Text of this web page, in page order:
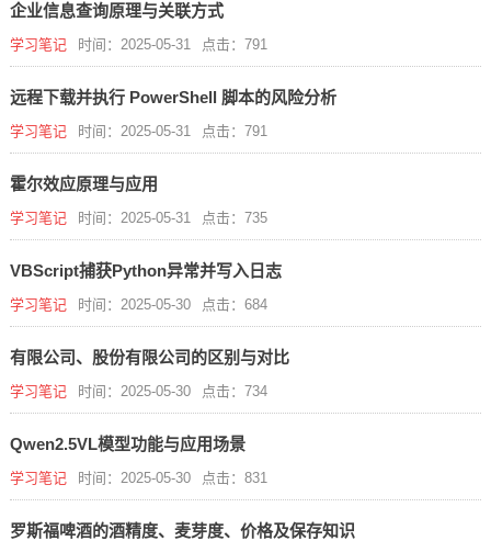
企业信息查询原理与关联方式
学习笔记 时间：2025-05-31 点击：791
远程下载并执行 PowerShell 脚本的风险分析
学习笔记 时间：2025-05-31 点击：791
霍尔效应原理与应用
学习笔记 时间：2025-05-31 点击：735
VBScript捕获Python异常并写入日志
学习笔记 时间：2025-05-30 点击：684
有限公司、股份有限公司的区别与对比
学习笔记 时间：2025-05-30 点击：734
Qwen2.5VL模型功能与应用场景
学习笔记 时间：2025-05-30 点击：831
罗斯福啤酒的酒精度、麦芽度、价格及保存知识